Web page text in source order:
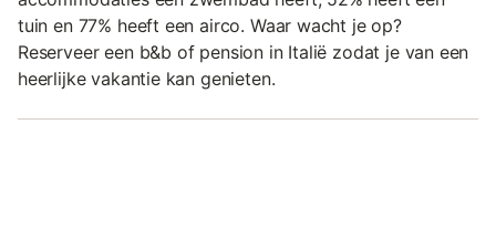
tuin en 77% heeft een airco. Waar wacht je op?
Reserveer een b&b of pension in Italië zodat je van een
heerlijke vakantie kan genieten.